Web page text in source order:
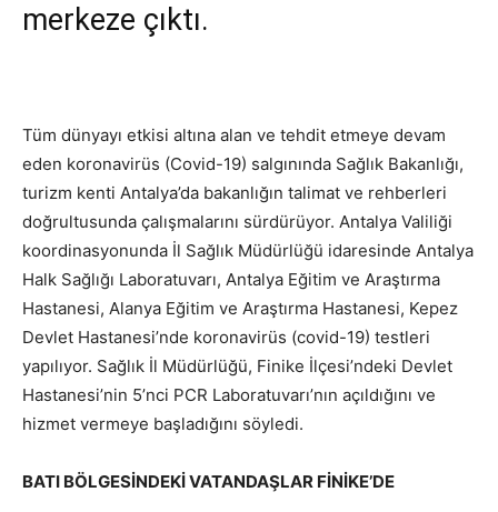
merkeze çıktı.
Tüm dünyayı etkisi altına alan ve tehdit etmeye devam
eden koronavirüs (Covid-19) salgınında Sağlık Bakanlığı,
turizm kenti Antalya’da bakanlığın talimat ve rehberleri
doğrultusunda çalışmalarını sürdürüyor. Antalya Valiliği
koordinasyonunda İl Sağlık Müdürlüğü idaresinde Antalya
Halk Sağlığı Laboratuvarı, Antalya Eğitim ve Araştırma
Hastanesi, Alanya Eğitim ve Araştırma Hastanesi, Kepez
Devlet Hastanesi’nde koronavirüs (covid-19) testleri
yapılıyor. Sağlık İl Müdürlüğü, Finike İlçesi’ndeki Devlet
Hastanesi’nin 5’nci PCR Laboratuvarı’nın açıldığını ve
hizmet vermeye başladığını söyledi.
BATI BÖLGESİNDEKİ VATANDAŞLAR FİNİKE’DE